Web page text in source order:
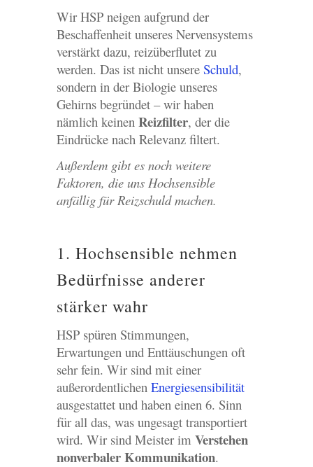
Wir HSP neigen aufgrund der
Beschaffenheit unseres Nervensystems
verstärkt dazu, reizüberflutet zu
werden. Das ist nicht unsere Schuld,
sondern in der Biologie unseres
Gehirns begründet – wir haben
nämlich keinen Reizfilter, der die
Eindrücke nach Relevanz filtert.
Außerdem gibt es noch weitere
Faktoren, die uns Hochsensible
anfällig für Reizschuld machen.
1. Hochsensible nehmen
Bedürfnisse anderer
stärker wahr
HSP spüren Stimmungen,
Erwartungen und Enttäuschungen oft
sehr fein. Wir sind mit einer
außerordentlichen Energiesensibilität
ausgestattet und haben einen 6. Sinn
für all das, was ungesagt transportiert
wird. Wir sind Meister im Verstehen
nonverbaler Kommunikation.